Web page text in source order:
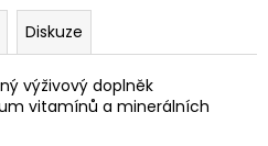
Diskuze
výživový doplněk
vitamínů a minerálních